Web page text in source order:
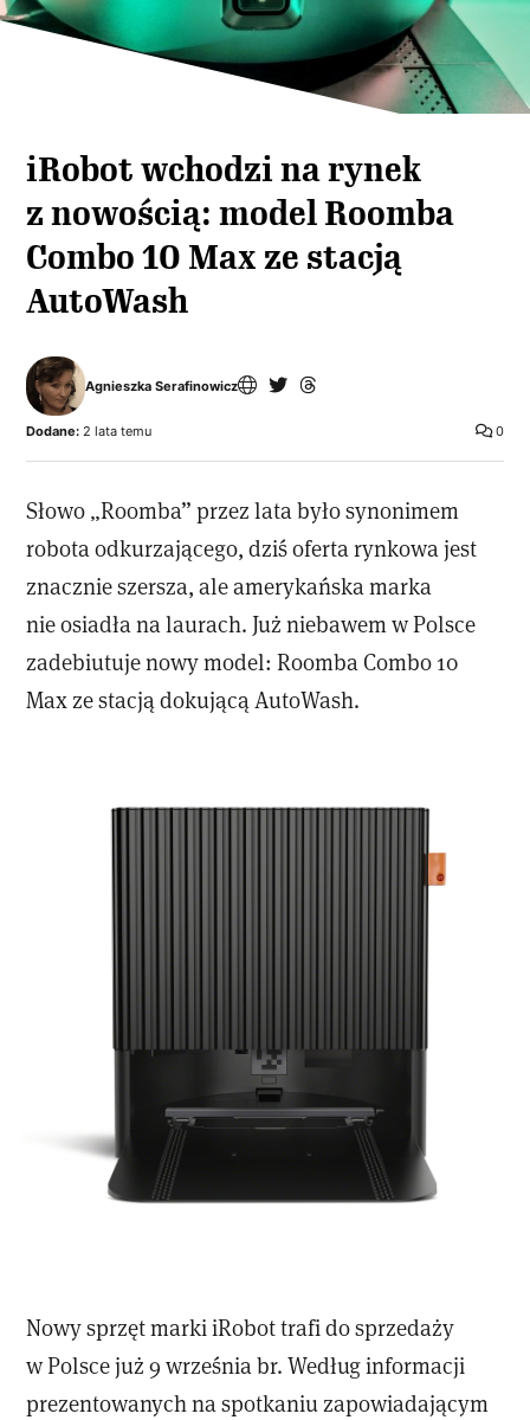
iRobot wchodzi na rynek
z nowością: model Roomba
Combo 10 Max ze stacją
AutoWash
Agnieszka Serafinowicz
0
Dodane: 2 lata temu
Słowo „Roomba” przez lata było synonimem
robota odkurzającego, dziś oferta rynkowa jest
znacznie szersza, ale amerykańska marka
nie osiadła na laurach. Już niebawem w Polsce
zadebiutuje nowy model: Roomba Combo 10
Max ze stacją dokującą AutoWash.
Nowy sprzęt marki iRobot trafi do sprzedaży
w Polsce już 9 września br. Według informacji
prezentowanych na spotkaniu zapowiadającym